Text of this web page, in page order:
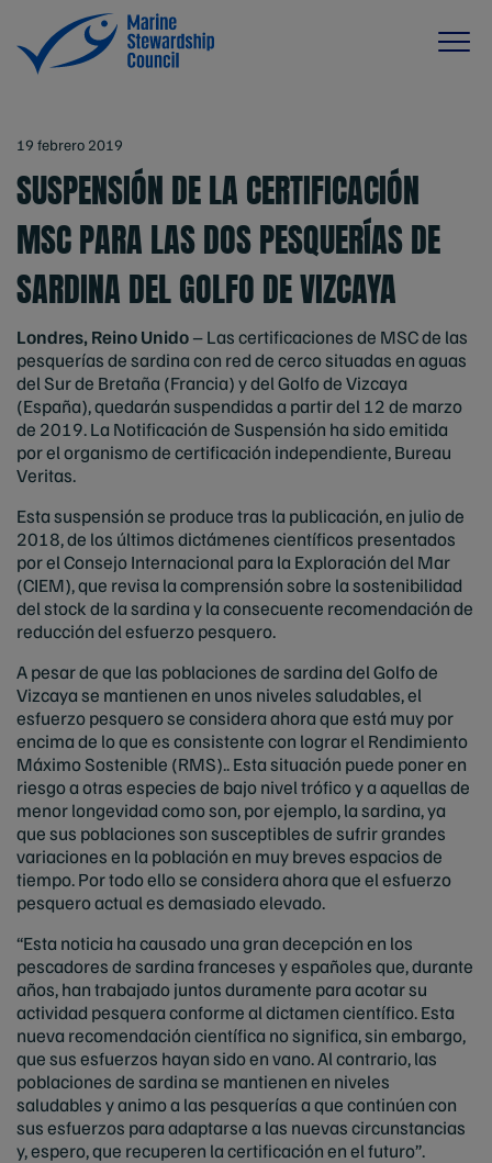
19 febrero 2019
SUSPENSIÓN DE LA CERTIFICACIÓN
MSC PARA LAS DOS PESQUERÍAS DE
SARDINA DEL GOLFO DE VIZCAYA
Londres, Reino Unido– Las certificaciones de MSC de las
pesquerías de sardina con red de cerco situadas en aguas
del Sur de Bretaña (Francia) y del Golfo de Vizcaya
(España), quedarán suspendidas a partir del 12 de marzo
de 2019. La Notificación de Suspensión ha sido emitida
por el organismo de certificación independiente, Bureau
Veritas.
Esta suspensión se produce tras la publicación, en julio de
2018, de los últimos dictámenes científicos presentados
por el Consejo Internacional para la Exploración del Mar
(CIEM), que revisa la comprensión sobre la sostenibilidad
del stock de la sardina y la consecuente recomendación de
reducción del esfuerzo pesquero.
A pesar de que las poblaciones de sardina del Golfo de
Vizcaya se mantienen en unos niveles saludables, el
esfuerzo pesquero se considera ahora que está muy por
encima de lo que es consistente con lograr el Rendimiento
Máximo Sostenible (RMS).. Esta situación puede poner en
riesgo a otras especies de bajo nivel trófico y a aquellas de
menor longevidad como son, por ejemplo, la sardina, ya
que sus poblaciones son susceptibles de sufrir grandes
variaciones en la población en muy breves espacios de
tiempo. Por todo ello se considera ahora que el esfuerzo
pesquero actual es demasiado elevado.
“Esta noticia ha causado una gran decepción en los
pescadores de sardina franceses y españoles que, durante
años, han trabajado juntos duramente para acotar su
actividad pesquera conforme al dictamen científico. Esta
nueva recomendación científica no significa, sin embargo,
que sus esfuerzos hayan sido en vano. Al contrario, las
poblaciones de sardina se mantienen en niveles
saludables y animo a las pesquerías a que continúen con
sus esfuerzos para adaptarse a las nuevas circunstancias
y, espero, que recuperen la certificación en el futuro”.